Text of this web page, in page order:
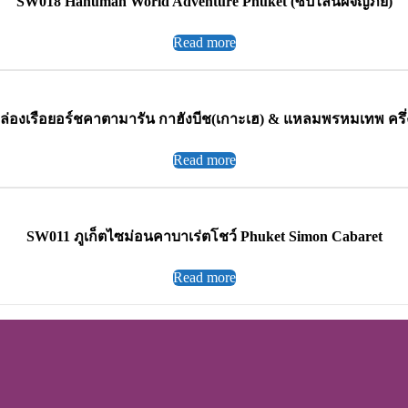
Read more
ล่องเรือยอร์ชคาตามารัน กาฮังบีช(เกาะเฮ) & แหลมพรหมเทพ ค
Read more
SW011 ภูเก็ตไซม่อนคาบาเร่ตโชว์ Phuket Simon Cabaret
Read more